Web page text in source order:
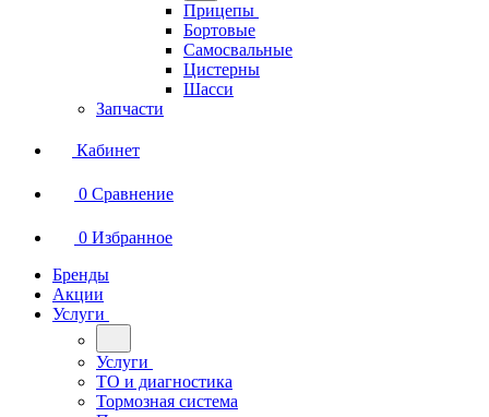
Прицепы
Бортовые
Самосвальные
Цистерны
Шасси
Запчасти
Кабинет
0 Сравнение
0 Избранное
Бренды
Акции
Услуги
Услуги
ТО и диагностика
Тормозная система